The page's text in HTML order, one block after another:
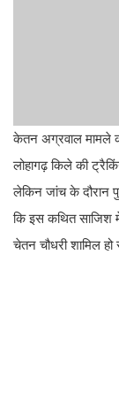
केतन अग्रवाल मामले
लोहागढ़ किले की
लेकिन जांच के दौरान
कि इस कथित साजिश
चेतन चौधरी शामिल